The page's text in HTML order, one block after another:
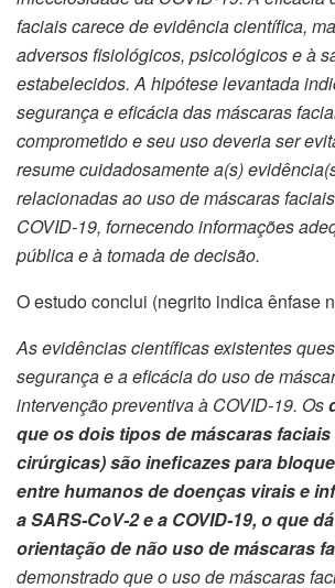
faciais carece de evidência científica,
adversos fisiológicos, psicológicos e à
estabelecidos. A hipótese levantada
segurança e eficácia das máscaras
comprometido e seu uso deveria ser
resume cuidadosamente a(s)
relacionadas ao uso de máscaras
COVID-19, fornecendo informações
pública e à tomada de decisão.
O estudo conclui (negrito indica ênfase
As evidências científicas existentes
segurança e a eficácia do uso de
intervenção preventiva à COVID-19. Os
que os dois tipos de máscaras
cirúrgicas) são ineficazes para
entre humanos de doenças virais e
a SARS-CoV-2 e a COVID-19, o que
orientação de não uso de máscaras
demonstrado que o uso de máscaras